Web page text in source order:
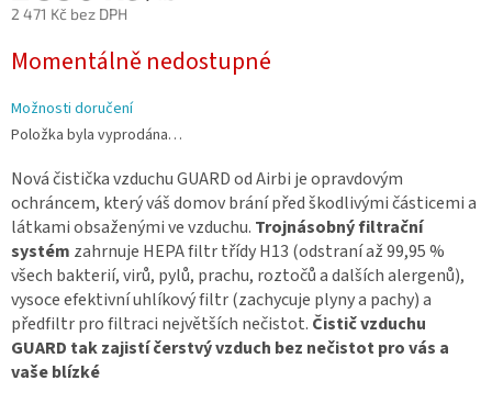
2 471 Kč bez DPH
cena:
Momentálně nedostupné
Možnosti doručení
Položka byla vyprodána…
Nová čistička vzduchu GUARD od Airbi je opravdovým
ochráncem, který váš domov brání před škodlivými částicemi a
látkami obsaženými ve vzduchu. Trojnásobný filtrační
systém zahrnuje HEPA filtr třídy H13 (odstraní až 99,95 %
všech bakterií, virů, pylů, prachu, roztočů a dalších alergenů),
vysoce efektivní uhlíkový filtr (zachycuje plyny a pachy) a
předfiltr pro filtraci největších nečistot. Čistič vzduchu
GUARD tak zajistí čerstvý vzduch bez nečistot pro vás a
vaše blízké